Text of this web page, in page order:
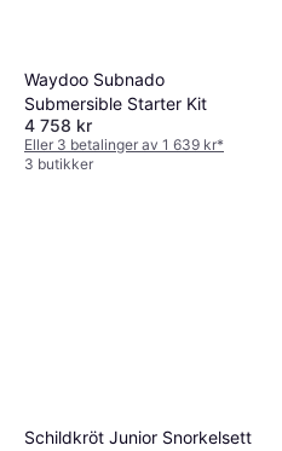
Waydoo Subnado
Submersible Starter Kit
4 758 kr
Eller 3 betalinger av 1 639 kr*
3 butikker
Schildkröt Junior Snorkelsett